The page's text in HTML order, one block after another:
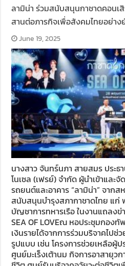
ลามิน่า ร่วมสนับสนุนกาชาดคอนเสิ
สานต่อภารกิจเพื่อสังคมไทยอย่าง
June 19, 2025
นางสาว จันทร์นภา สายสมร ประธ
โนเซล (เฟรย์) จำกัด ผู้นำเข้าแล
รถยนต์และอาคาร “ลามิน่า” จากส
สนับสนุนบำรุงสภากาชาดไทย แก่
บัญชาการทหารเรือ ในงานแถลงข่
SEA OF LOVEณ หอประชุมกองทั
เงินรายได้จากการร่วมบริจาคไปช่
รูปแบบ เช่น โครงการช่วยเหลือผู้
ศูนย์มะเร็งเต้านม กิจการอาสายุ